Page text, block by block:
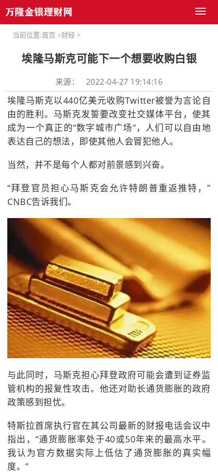
Toggle
当前位置:首页 >财经 >
埃隆马斯克可能下一个想要收购白银
来源： 2022-04-27 19:14:16
埃隆马斯克以440亿美元收购Twitter被誉为言论自
由的胜利。马斯克发誓要改变社交媒体平台，使其
成为一个真正的“数字城市广场”，人们可以自由地
表达自己的想法，即使其他人会冒犯他人。
当然，并不是每个人都对前景感到兴奋。
“拜登官员担心马斯克会允许特朗普重返推特，”
CNBC告诉我们。
与此同时，马斯克担心拜登政府可能会遭到证券监
管机构的报复性攻击。他还对助长通货膨胀的政府
政策感到担忧。
特斯拉首席执行官在其公司最新的财报电话会议中
指出，“通货膨胀率处于40或50年来的最高水平。
我认为官方数据实际上低估了通货膨胀的真实幅
度。”